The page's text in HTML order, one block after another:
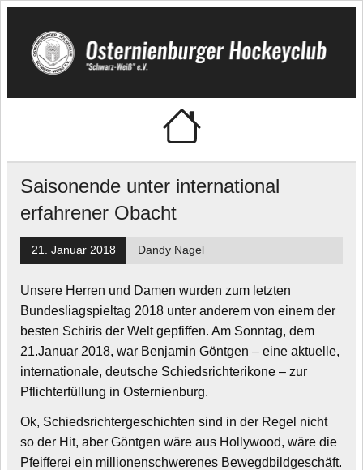
Skip
content
🏑 Osternienburger
Hockeyclub
Saisonende unter international
erfahrener Obacht
21. Januar 2018 Dandy Nagel
Unsere Herren und Damen wurden zum letzten
Bundesliagspieltag 2018 unter anderem von einem der
besten Schiris der Welt gepfiffen. Am Sonntag, dem
21.Januar 2018, war Benjamin Göntgen – eine aktuelle,
internationale, deutsche Schiedsrichterikone – zur
Pflichterfüllung in Osternienburg.
Ok, Schiedsrichtergeschichten sind in der Regel nicht
so der Hit, aber Göntgen wäre aus Hollywood, wäre die
Pfeifferei ein millionenschwerenes Bewegdbildgeschäft.